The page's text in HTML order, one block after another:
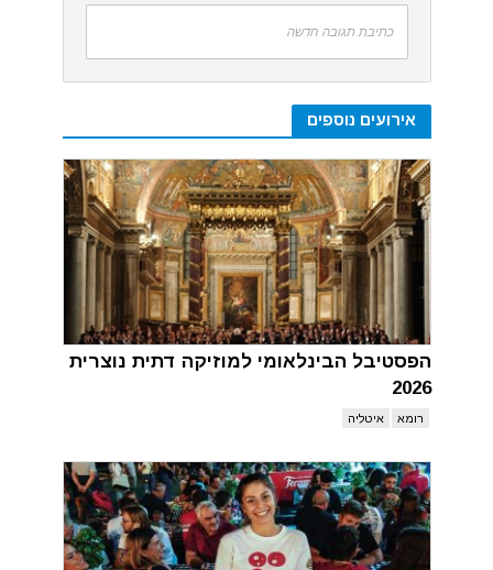
כתיבת תגובה חדשה
אירועים נוספים
הפסטיבל הבינלאומי למוזיקה דתית נוצרית
2026
רומא איטליה